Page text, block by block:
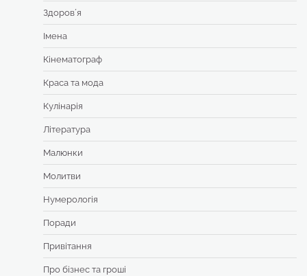
Здоровʼя
Імена
Кінематограф
Краса та мода
Кулінарія
Література
Малюнки
Молитви
Нумерологія
Поради
Привітання
Про бізнес та гроші